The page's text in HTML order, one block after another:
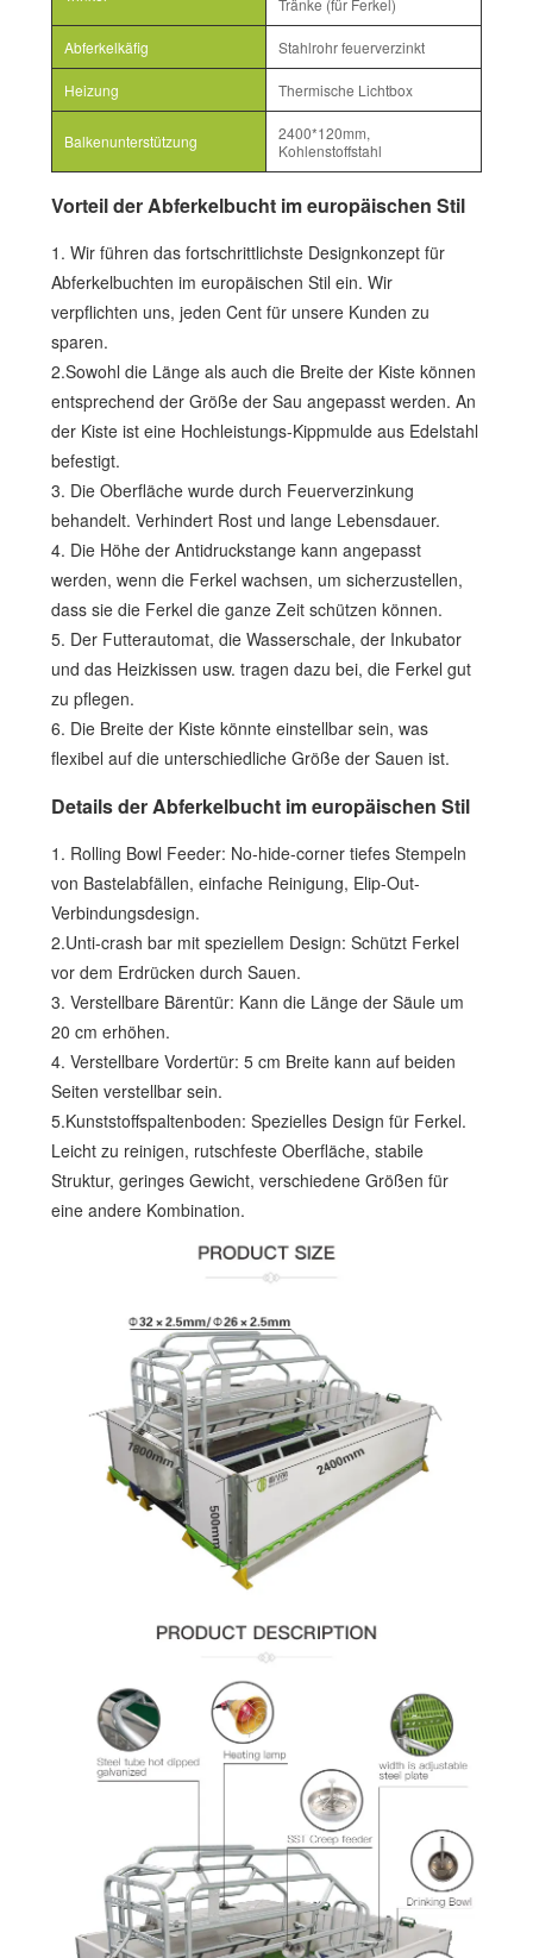
Abferkelkäfig Stahlrohr feuerverzinkt
Heizung Thermische Lichtbox
Balkenunterstützung
2400*120mm,
Kohlenstoffstahl
Vorteil der Abferkelbucht im europäischen Stil
1. Wir führen das fortschrittlichste Designkonzept für
Abferkelbuchten im europäischen Stil ein. Wir
verpflichten uns, jeden Cent für unsere Kunden zu
sparen.
2.Sowohl die Länge als auch die Breite der Kiste können
entsprechend der Größe der Sau angepasst werden. An
der Kiste ist eine Hochleistungs-Kippmulde aus Edelstahl
befestigt.
3. Die Oberfläche wurde durch Feuerverzinkung
behandelt. Verhindert Rost und lange Lebensdauer.
4. Die Höhe der Antidruckstange kann angepasst
werden, wenn die Ferkel wachsen, um sicherzustellen,
dass sie die Ferkel die ganze Zeit schützen können.
5. Der Futterautomat, die Wasserschale, der Inkubator
und das Heizkissen usw. tragen dazu bei, die Ferkel gut
zu pflegen.
6. Die Breite der Kiste könnte einstellbar sein, was
flexibel auf die unterschiedliche Größe der Sauen ist.
Details der Abferkelbucht im europäischen Stil
1. Rolling Bowl Feeder: No-hide-corner tiefes Stempeln
von Bastelabfällen, einfache Reinigung, Elip-Out-
Verbindungsdesign.
2.Unti-crash bar mit speziellem Design: Schützt Ferkel
vor dem Erdrücken durch Sauen.
3. Verstellbare Bärentür: Kann die Länge der Säule um
20 cm erhöhen.
4. Verstellbare Vordertür: 5 cm Breite kann auf beiden
Seiten verstellbar sein.
5.Kunststoffspaltenboden: Spezielles Design für Ferkel.
Leicht zu reinigen, rutschfeste Oberfläche, stabile
Struktur, geringes Gewicht, verschiedene Größen für
eine andere Kombination.